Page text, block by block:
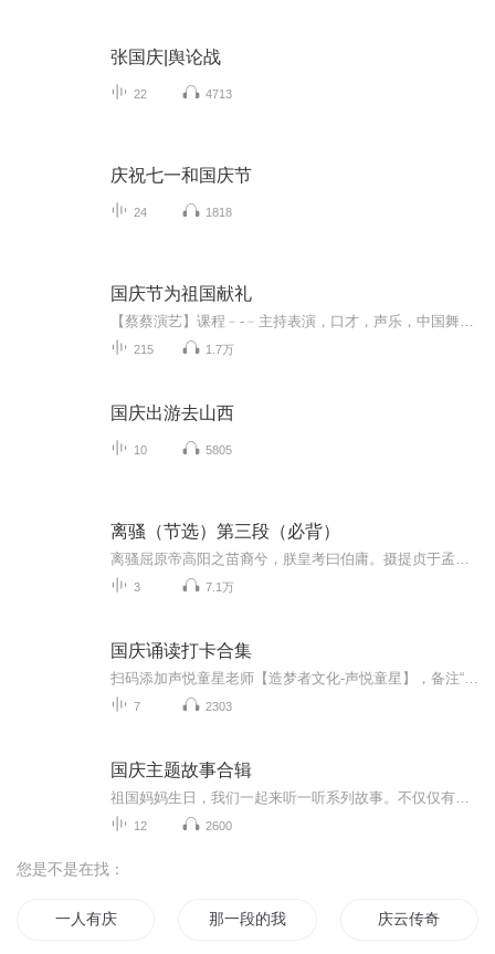
张国庆|舆论战
22 4713
庆祝七一和国庆节
24 1818
国庆节为祖国献礼
215 1.7万
国庆出游去山西
10 5805
离骚（节选）第三段（必背）
3 7.1万
国庆诵读打卡合集
7 2303
国庆主题故事合辑
12 2600
您是不是在找：
一人有庆 那一段的我们 庆云传奇